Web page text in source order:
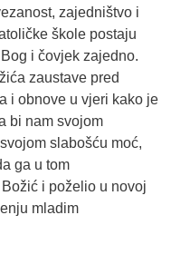
zajedništvo i
škole postaju
i čovjek zajedno.
zaustave pred
i obnove u vjeri kako je
bi nam svojom
slabošću moć,
ga u tom
i poželio u novoj
mladim